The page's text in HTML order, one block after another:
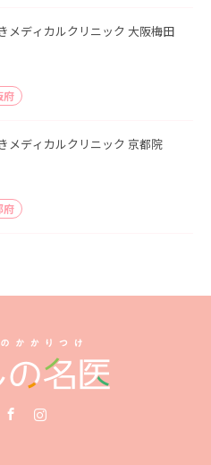
メディカルクリニック 大阪梅田
府
メディカルクリニック 京都院
府